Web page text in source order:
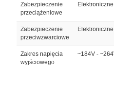
Zabezpieczenie
przeciążeniowe
Elektroniczne
Zabezpieczenie
przeciwzwarciowe
Elektroniczne
Zakres napięcia
wyjściowego
~184V -